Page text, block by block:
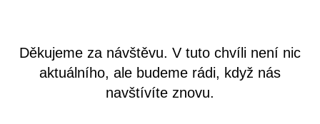
Děkujeme za návštěvu. V tuto chvíli není nic
aktuálního, ale budeme rádi, když nás
navštívíte znovu.